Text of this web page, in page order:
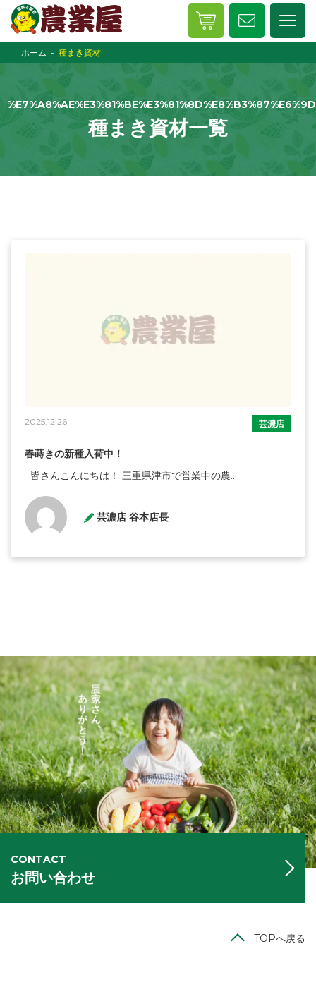
ホーム 種まき資材
種まき資材一覧
2025.12.26 芸濃店
春蒔きの新種入荷中！
皆さんこんにちは！ 三重県津市で営業中の農...
芸濃店 谷本店長
CONTACT
お問い合わせ
TOPへ戻る